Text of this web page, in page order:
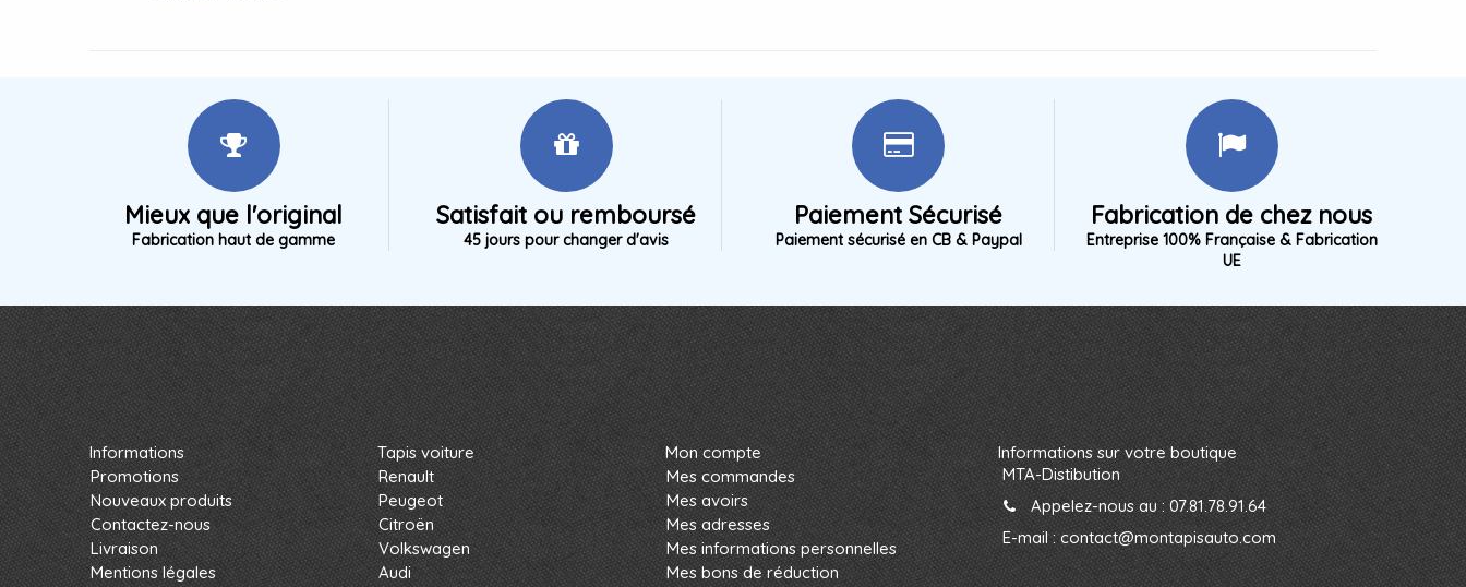
Mieux que l'original
Fabrication haut de gamme
Satisfait ou remboursé
45 jours pour changer d'avis
Paiement Sécurisé
Paiement sécurisé en CB & Paypal
Fabrication de chez nous
Entreprise 100% Française & Fabrication
UE
Informations
Promotions
Nouveaux produits
Contactez-nous
Livraison
Mentions légales
Tapis voiture
Renault
Peugeot
Citroën
Volkswagen
Audi
Mon compte
Mes commandes
Mes avoirs
Mes adresses
Mes informations personnelles
Mes bons de réduction
Informations sur votre boutique
MTA-Distibution
Appelez-nous au : 07.81.78.91.64
E-mail :contact@montapisauto.com